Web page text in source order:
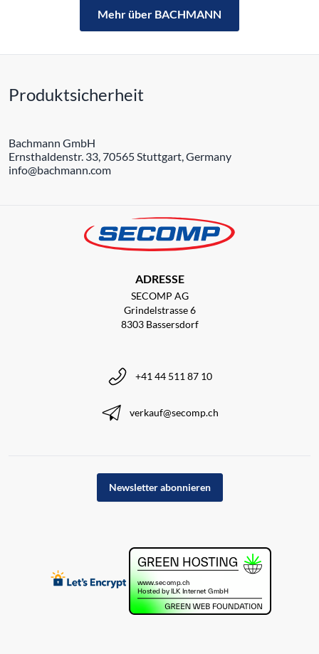
Mehr über BACHMANN
Produktsicherheit
Bachmann GmbH
Ernsthaldenstr. 33, 70565 Stuttgart, Germany
info@bachmann.com
ADRESSE
SECOMP AG
Grindelstrasse 6
8303 Bassersdorf
+41 44 511 87 10
verkauf@secomp.ch
Newsletter abonnieren